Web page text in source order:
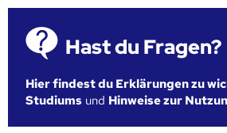
Hast du Fragen?
Hier findest du Erklärungen zu
Studiums und Hinweise zur